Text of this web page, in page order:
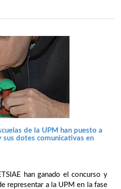
de la UPM han puesto a
dotes comunicativas en
han ganado el concurso y
representar a la UPM en la fase